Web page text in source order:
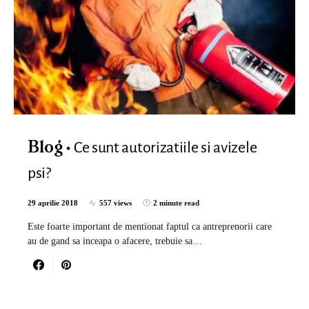
Blog
Ce sunt autorizatiile si avizele
psi?
29 aprilie 2018 557 views 2 minute read
Este foarte important de mentionat faptul ca antreprenorii care
au de gand sa inceapa o afacere, trebuie sa…